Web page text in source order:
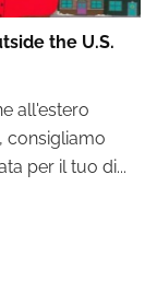
the U.S.
all'estero
consigliamo
per il tuo di...